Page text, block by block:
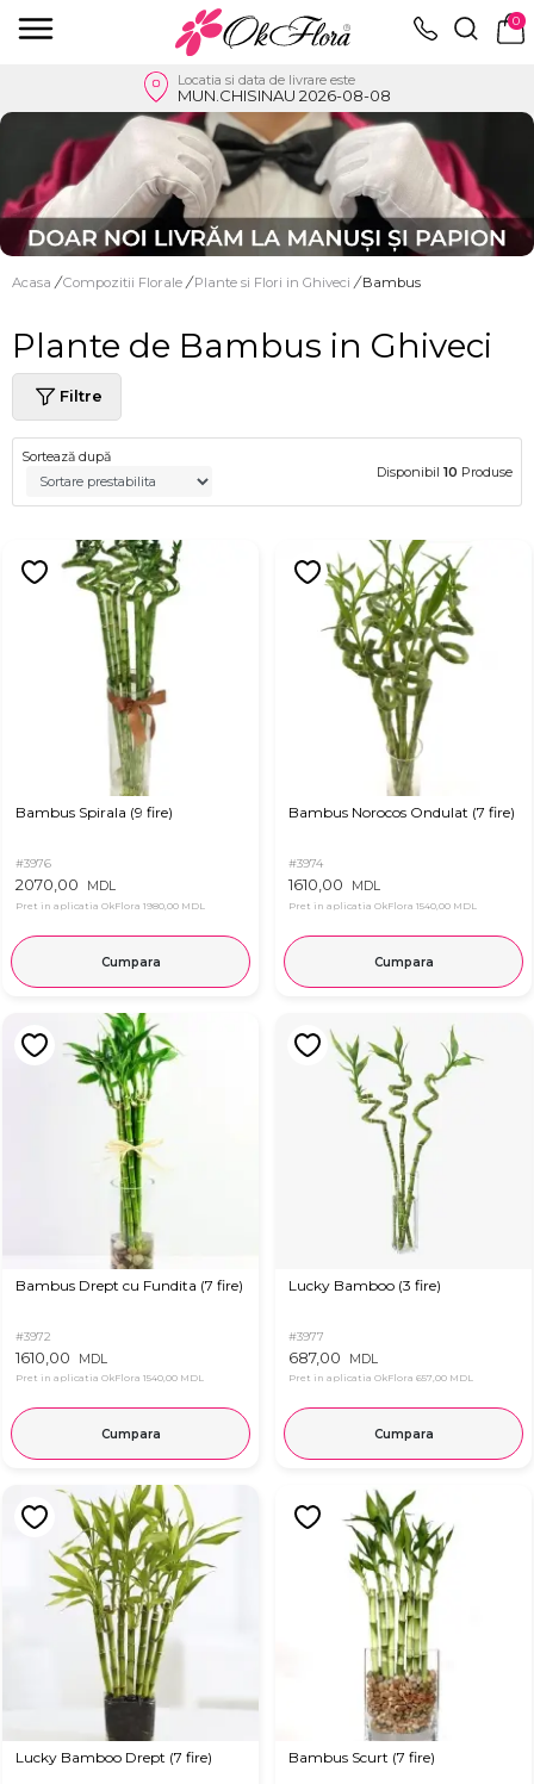
0
Locatia si data de livrare este
MUN.CHISINAU 2026-08-08
Acasa / Compozitii Florale / Plante si Flori in Ghiveci / Bambus
Plante de Bambus in Ghiveci
Filtre
Sortează după
Disponibil 10 Produse
Bambus Spirala (9 fire)
#3976
2070,00 MDL
Pret in aplicatia OkFlora 1980,00 MDL
Cumpara
Bambus Norocos Ondulat (7 fire)
#3974
1610,00 MDL
Pret in aplicatia OkFlora 1540,00 MDL
Cumpara
Bambus Drept cu Fundita (7 fire)
#3972
1610,00 MDL
Pret in aplicatia OkFlora 1540,00 MDL
Cumpara
Lucky Bamboo (3 fire)
#3977
687,00 MDL
Pret in aplicatia OkFlora 657,00 MDL
Cumpara
Lucky Bamboo Drept (7 fire) Bambus Scurt (7 fire)